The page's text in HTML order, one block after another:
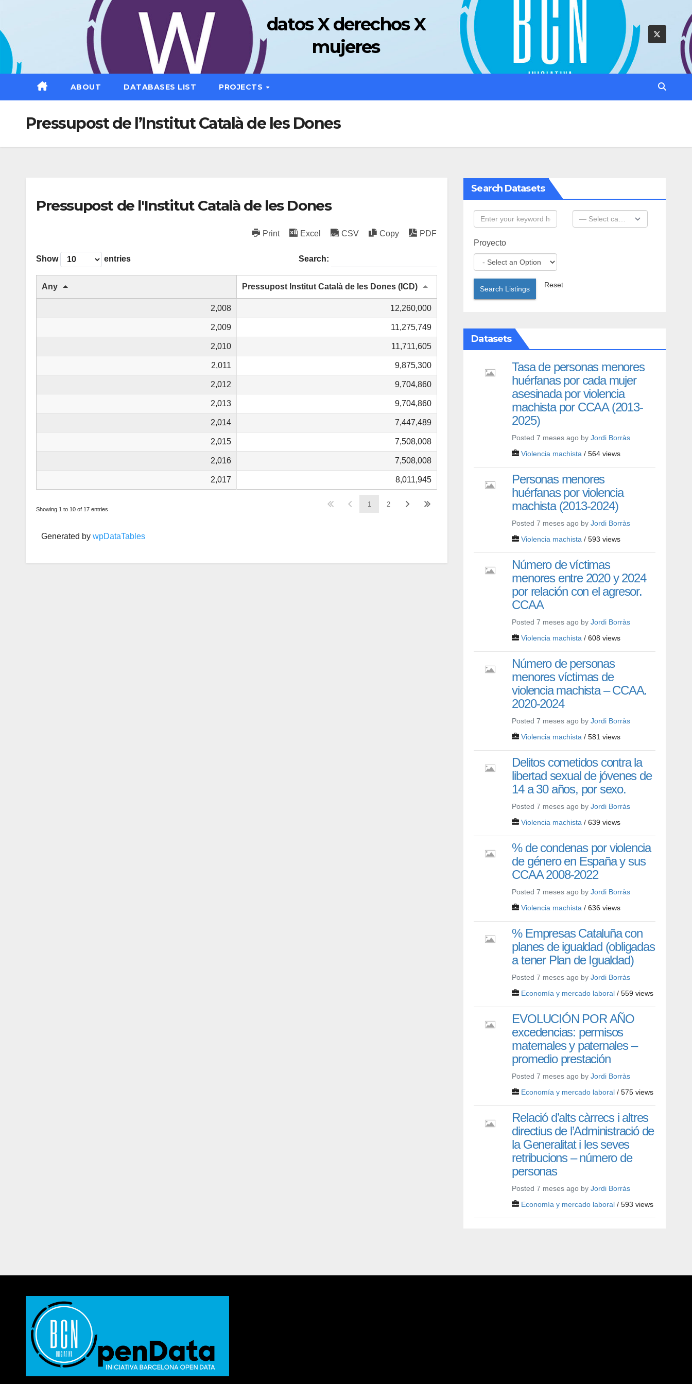
contenido
datos X derechos X
mujeres
ABOUT DATABASES LIST PROJECTS
Pressupost de l’Institut Català de les Dones
Pressupost de l'Institut Català de les Dones
Print Excel CSV Copy PDF
Show entries Search:
Any Pressupost Institut Català de les Dones (ICD)
2,008 12,260,000
2,009 11,275,749
2,010 11,711,605
2,011 9,875,300
2,012 9,704,860
2,013 9,704,860
2,014 7,447,489
2,015 7,508,008
2,016 7,508,008
2,017 8,011,945
Showing 1 to 10 of 17 entries
1 2
Generated by wpDataTables
Search Datasets
Proyecto
Search Listings Reset
Datasets
Tasa de personas menores
huérfanas por cada mujer
asesinada por violencia
machista por CCAA (2013-
2025)
Posted 7 meses ago byJordi Borràs
Violencia machista / 564 views
Personas menores
huérfanas por violencia
machista (2013-2024)
Posted 7 meses ago byJordi Borràs
Violencia machista / 593 views
Número de víctimas
menores entre 2020 y 2024
por relación con el agresor.
CCAA
Posted 7 meses ago byJordi Borràs
Violencia machista / 608 views
Número de personas
menores víctimas de
violencia machista – CCAA.
2020-2024
Posted 7 meses ago byJordi Borràs
Violencia machista / 581 views
Delitos cometidos contra la
libertad sexual de jóvenes de
14 a 30 años, por sexo.
Posted 7 meses ago byJordi Borràs
Violencia machista / 639 views
% de condenas por violencia
de género en España y sus
CCAA 2008-2022
Posted 7 meses ago byJordi Borràs
Violencia machista / 636 views
% Empresas Cataluña con
planes de igualdad (obligadas
a tener Plan de Igualdad)
Posted 7 meses ago byJordi Borràs
Economía y mercado laboral / 559 views
EVOLUCIÓN POR AÑO
excedencias: permisos
maternales y paternales –
promedio prestación
Posted 7 meses ago byJordi Borràs
Economía y mercado laboral / 575 views
Relació d’alts càrrecs i altres
directius de l’Administració de
la Generalitat i les seves
retribucions – número de
personas
Posted 7 meses ago byJordi Borràs
Economía y mercado laboral / 593 views